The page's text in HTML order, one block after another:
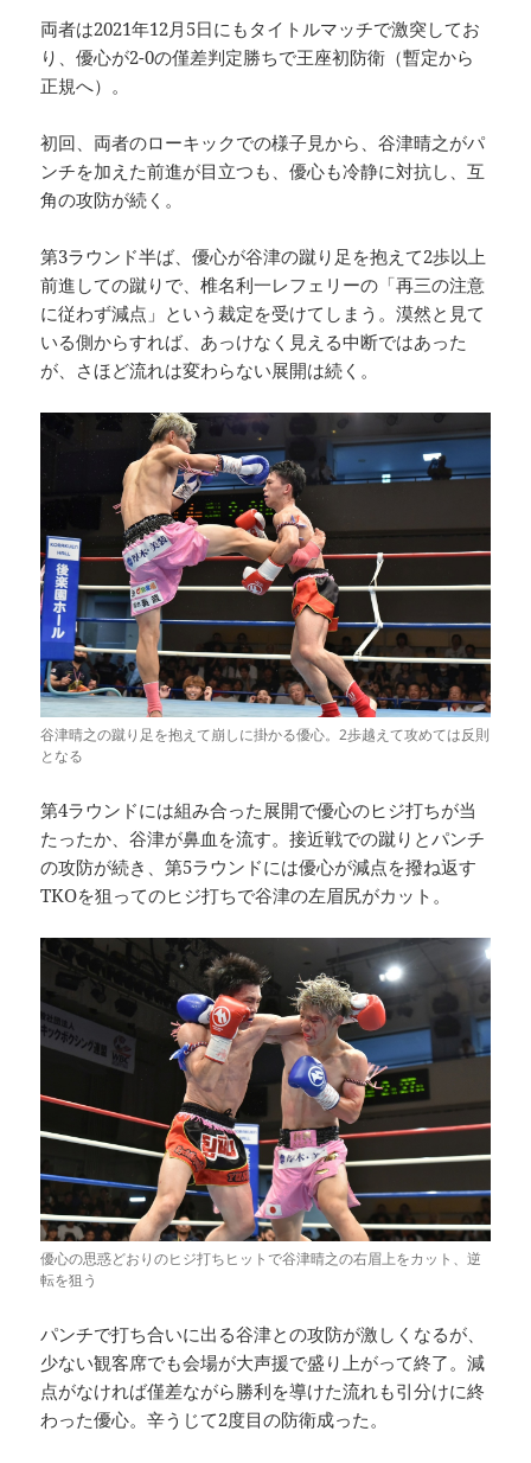
両者は2021年12月5日にもタイトルマッチで激突してお
り、優心が2-0の僅差判定勝ちで王座初防衛（暫定から
正規へ）。
初回、両者のローキックでの様子見から、谷津晴之がパ
ンチを加えた前進が目立つも、優心も冷静に対抗し、互
角の攻防が続く。
第3ラウンド半ば、優心が谷津の蹴り足を抱えて2歩以上
前進しての蹴りで、椎名利一レフェリーの「再三の注意
に従わず減点」という裁定を受けてしまう。漠然と見て
いる側からすれば、あっけなく見える中断ではあった
が、さほど流れは変わらない展開は続く。
谷津晴之の蹴り足を抱えて崩しに掛かる優心。2歩越えて攻めては反則
となる
第4ラウンドには組み合った展開で優心のヒジ打ちが当
たったか、谷津が鼻血を流す。接近戦での蹴りとパンチ
の攻防が続き、第5ラウンドには優心が減点を撥ね返す
TKOを狙ってのヒジ打ちで谷津の左眉尻がカット。
優心の思惑どおりのヒジ打ちヒットで谷津晴之の右眉上をカット、逆
転を狙う
パンチで打ち合いに出る谷津との攻防が激しくなるが、
少ない観客席でも会場が大声援で盛り上がって終了。減
点がなければ僅差ながら勝利を導けた流れも引分けに終
わった優心。辛うじて2度目の防衛成った。